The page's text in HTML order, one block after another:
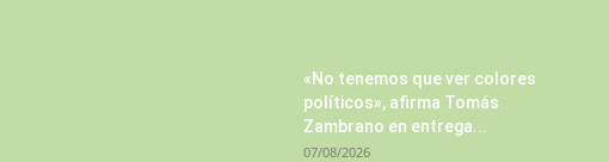
«No tenemos que ver colores
políticos», afirma Tomás
Zambrano en entrega...
07/08/2026